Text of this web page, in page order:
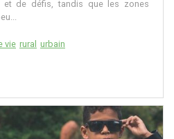
et de défis, tandis que les zones
vie rural urbain